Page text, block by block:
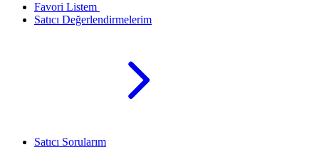
Favori Listem
Satıcı Değerlendirmelerim
Satıcı Sorularım